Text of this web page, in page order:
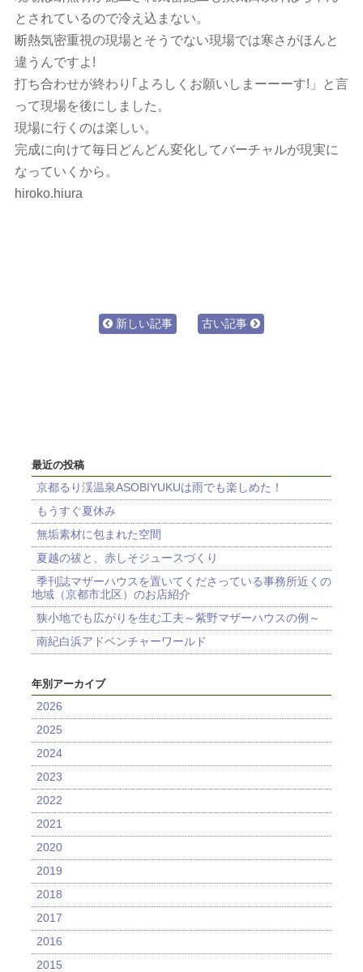
とされているので冷え込まない。
断熱気密重視の現場とそうでない現場では寒さがほんと
違うんですよ!
打ち合わせが終わり｢よろしくお願いしまーーーす!」と言
って現場を後にしました。
現場に行くのは楽しい。
完成に向けて毎日どんどん変化してバーチャルが現実に
なっていくから。
hiroko.hiura
新しい記事 古い記事
最近の投稿
京都るり渓温泉ASOBIYUKUは雨でも楽しめた！
もうすぐ夏休み
無垢素材に包まれた空間
夏越の祓と、赤しそジュースづくり
季刊誌マザーハウスを置いてくださっている事務所近くの
地域（京都市北区）のお店紹介
狭小地でも広がりを生む工夫～紫野マザーハウスの例～
南紀白浜アドベンチャーワールド
年別アーカイブ
2026
2025
2024
2023
2022
2021
2020
2019
2018
2017
2016
2015